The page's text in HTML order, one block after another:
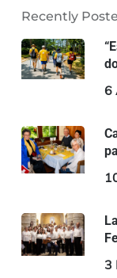
Recently
6
3